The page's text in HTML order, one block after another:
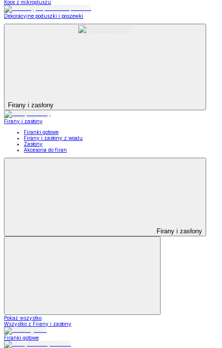
Koce z mikropluszu
Dekoracyjne poduszki i poszewki
Firany i zasłony
Firany i zasłony
Firanki gotowe
Firany i zasłony z woalu
Zasłony
Akcesoria do firan
Firany i zasłony
Pokaż wszystko
Wszystko z Firany i zasłony
Firanki gotowe